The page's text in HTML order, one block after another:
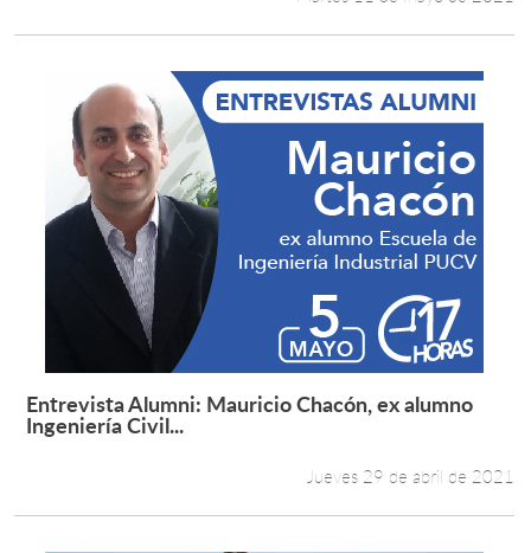
Leer más +
Entrevista Alumni: Mauricio Chacón, ex alumno
Ingeniería Civil...
Jueves 29 de abril de 2021